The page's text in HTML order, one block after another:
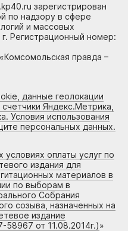
зарегистрирован
по надзору в сфере
и массовых
Регистрационный номер:
правда –
данные геолокации
Яндекс.Метрика,
Условия использования
персональных данных.
оплаты услуг по
издания для
материалов в
по выборам в
Собрания
созыва, назначенных на
издание
от 11.08.2014г.)»